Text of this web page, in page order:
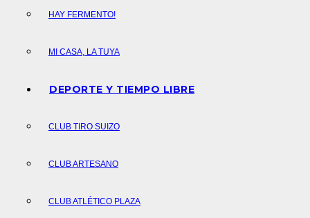
HAY FERMENTO!
MI CASA, LA TUYA
DEPORTE Y TIEMPO LIBRE
CLUB TIRO SUIZO
CLUB ARTESANO
CLUB ATLÉTICO PLAZA